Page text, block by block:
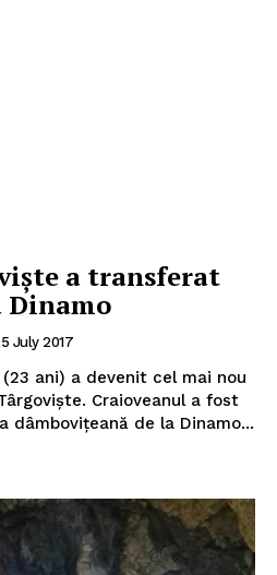
a transferat
Dinamo
5 July 2017
ani) a devenit cel mai nou
Craioveanul a fost
dâmbovițeană de la Dinamo...